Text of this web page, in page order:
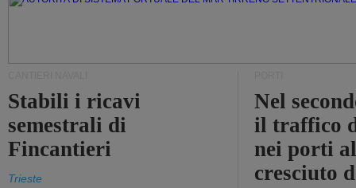
Stabili i ricavi
semestrali di
Fincantieri
Trieste
Nel
il traffico
nei porti
cresciuto